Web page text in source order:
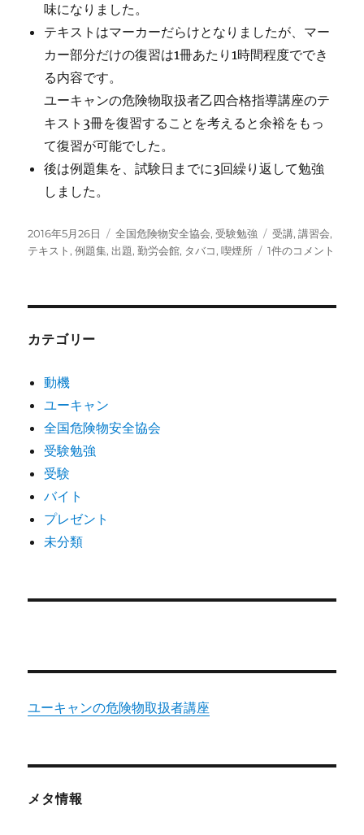
味になりました。
テキストはマーカーだらけとなりましたが、マー
カー部分だけの復習は1冊あたり1時間程度ででき
る内容です。
ユーキャンの危険物取扱者乙四合格指導講座のテ
キスト3冊を復習することを考えると余裕をもっ
て復習が可能でした。
後は例題集を、試験日までに3回繰り返して勉強
しました。
投
稿
2016年5月26日
カ
テ
全国危険物安全協会,受験勉強
タ
グ
受講,講習会,
テキスト,例題集, 出題,勤労会館, タバコ,喫煙所
危
1件のコメント
カテゴリー
動機
ユーキャン
全国危険物安全協会
受験勉強
受験
バイト
プレゼント
未分類
ユーキャンの危険物取扱者講座
メタ情報